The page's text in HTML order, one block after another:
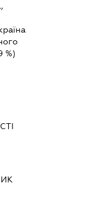
%)